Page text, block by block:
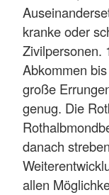
kranke oder
Zivilpersonen.
Abkommen
große
genug. Die
danach
allen